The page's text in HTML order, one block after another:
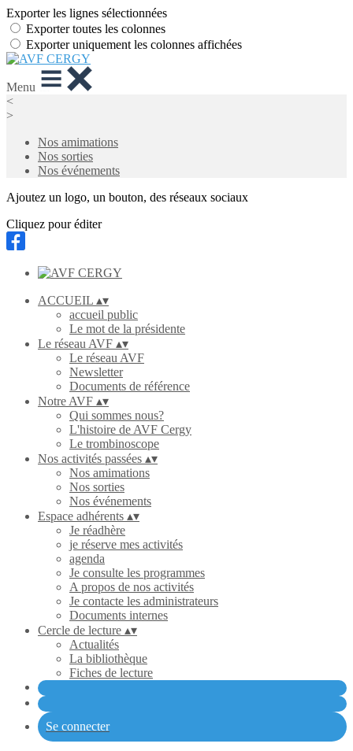
Exporter les lignes sélectionnées
Exporter toutes les colonnes
Exporter uniquement les colonnes affichées
Menu
<
>
Nos amimations
Nos sorties
Nos événements
Ajoutez un logo, un bouton, des réseaux sociaux
Cliquez pour éditer
ACCUEIL ▴▾
accueil public
Le mot de la présidente
Le réseau AVF ▴▾
Le réseau AVF
Newsletter
Documents de référence
Notre AVF ▴▾
Qui sommes nous?
L'histoire de AVF Cergy
Le trombinoscope
Nos activités passées ▴▾
Nos amimations
Nos sorties
Nos événements
Espace adhérents ▴▾
Je réadhère
je réserve mes activités
agenda
Je consulte les programmes
A propos de nos activités
Je contacte les administrateurs
Documents internes
Cercle de lecture ▴▾
Actualités
La bibliothèque
Fiches de lecture
Se connecter